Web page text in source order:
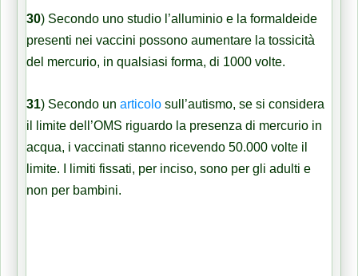
30) Secondo uno studio l’alluminio e la formaldeide
presenti nei vaccini possono aumentare la tossicità
del mercurio, in qualsiasi forma, di 1000 volte.
31) Secondo un articolo sull’autismo, se si considera
il limite dell’OMS riguardo la presenza di mercurio in
acqua, i vaccinati stanno ricevendo 50.000 volte il
limite. I limiti fissati, per inciso, sono per gli adulti e
non per bambini.